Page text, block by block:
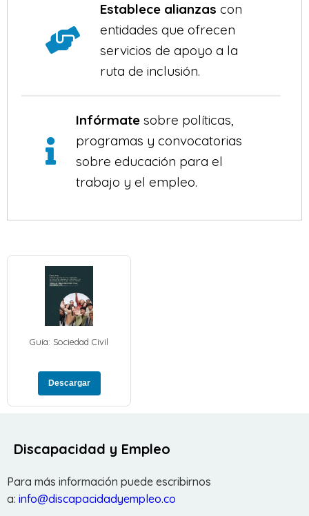
Establece alianzas con
entidades que ofrecen
servicios de apoyo a la
ruta de inclusión.
Infórmate sobre políticas,
programas y convocatorias
sobre educación para el
trabajo y el empleo.
Guía: Sociedad Civil
Descargar
Discapacidad y Empleo
Para más información puede escribirnos
a: info@discapacidadyempleo.co